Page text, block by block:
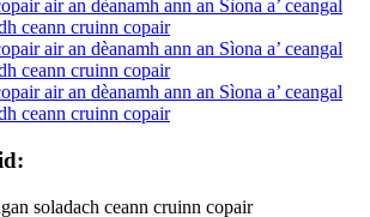
soladach ceann cruinn copair